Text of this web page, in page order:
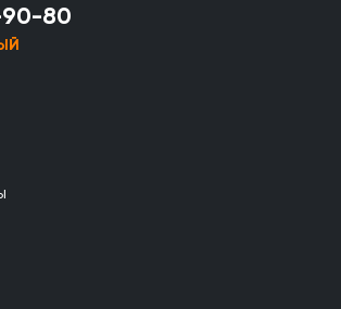
90-80